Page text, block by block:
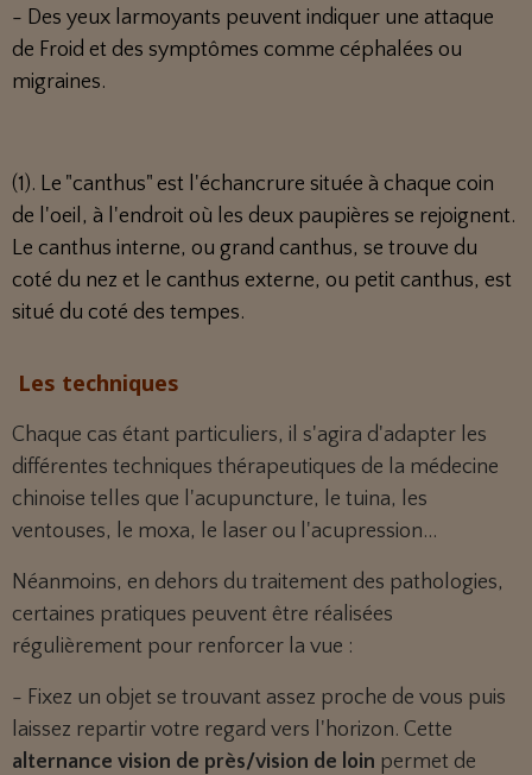
- Des yeux larmoyants peuvent indiquer une attaque
de Froid et des symptômes comme céphalées ou
migraines.
(1). Le "canthus" est l'échancrure située à chaque coin
de l'oeil, à l'endroit où les deux paupières se rejoignent.
Le canthus interne, ou grand canthus, se trouve du
coté du nez et le canthus externe, ou petit canthus, est
situé du coté des tempes.
Les techniques
Chaque cas étant particuliers, il s'agira d'adapter les
différentes techniques thérapeutiques de la médecine
chinoise telles que l'acupuncture, le tuina, les
ventouses, le moxa, le laser ou l'acupression...
Néanmoins, en dehors du traitement des pathologies,
certaines pratiques peuvent être réalisées
régulièrement pour renforcer la vue :
- Fixez un objet se trouvant assez proche de vous puis
laissez repartir votre regard vers l'horizon. Cette
alternance vision de près/vision de loin permet de